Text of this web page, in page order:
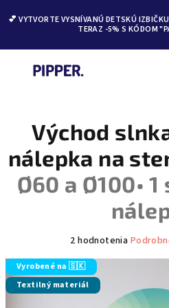
💕 VYTVORTE VYSNÍVANÚ DETSKÚ
TERAZ -5% S KÓDOM
Východ
nálepka na
Ø60 a Ø100•
produktu
je
5,0
2 hodnotenia
Vyrobené na 🇸🇰
Textilný materiál